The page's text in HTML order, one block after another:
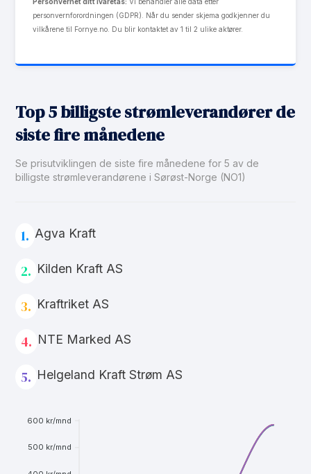
personvernforordningen (GDPR). Når du sender skjema godkjenner du
vilkårene til Fornye.no. Du blir kontaktet av 1 til 2 ulike aktører.
Top 5 billigste strømleverandører de
siste fire månedene
Se prisutviklingen de siste fire månedene for 5 av de
billigste strømleverandørene i Sørøst-Norge (NO1)
1. Agva Kraft
2. Kilden Kraft AS
3. Kraftriket AS
4. NTE Marked AS
5. Helgeland Kraft Strøm AS
600 kr/mnd
500 kr/mnd